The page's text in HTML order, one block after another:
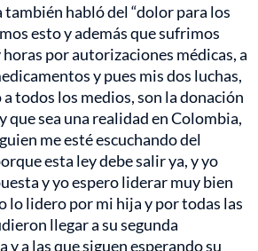
también habló del “dolor para los
esto y además que sufrimos
por autorizaciones médicas, a
y pues mis dos luchas,
todos los medios, son la donación
que sea una realidad en Colombia,
me esté escuchando del
esta ley debe salir ya, y yo
y yo espero liderar muy bien
lo lidero por mi hija y por todas las
llegar a su segunda
a las que siguen esperando su